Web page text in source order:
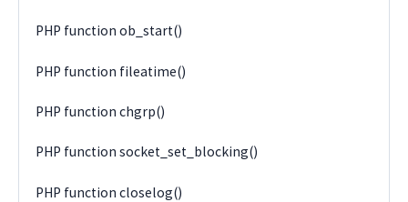
PHP function ob_start()
PHP function fileatime()
PHP function chgrp()
PHP function socket_set_blocking()
PHP function closelog()